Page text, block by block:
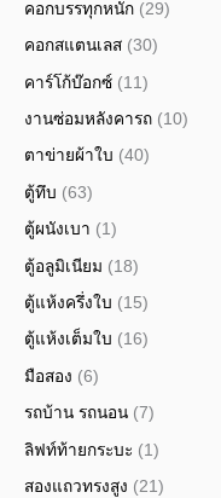
คอกบรรทุกหนัก (29)
คอกสแตนเลส (30)
คาร์โก้บ๊อกซ์ (11)
งานซ่อมหลังคารถ (10)
ตาข่ายผ้าใบ (40)
ตู้ทึบ (63)
ตู้ผนังเบา (1)
ตู้อลูมิเนียม (18)
ตู้แห้งครึ่งใบ (15)
ตู้แห้งเต็มใบ (16)
มือสอง (6)
รถบ้าน รถนอน (7)
ลิฟท์ท้ายกระบะ (1)
สองแถวทรงสูง (21)